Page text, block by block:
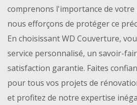
comprenons l'importance de votre
nous efforçons de protéger ce
En choisissant WD Couverture,
service personnalisé, un savoir-
satisfaction garantie. Faites
pour tous vos projets de
et profitez de notre expertise